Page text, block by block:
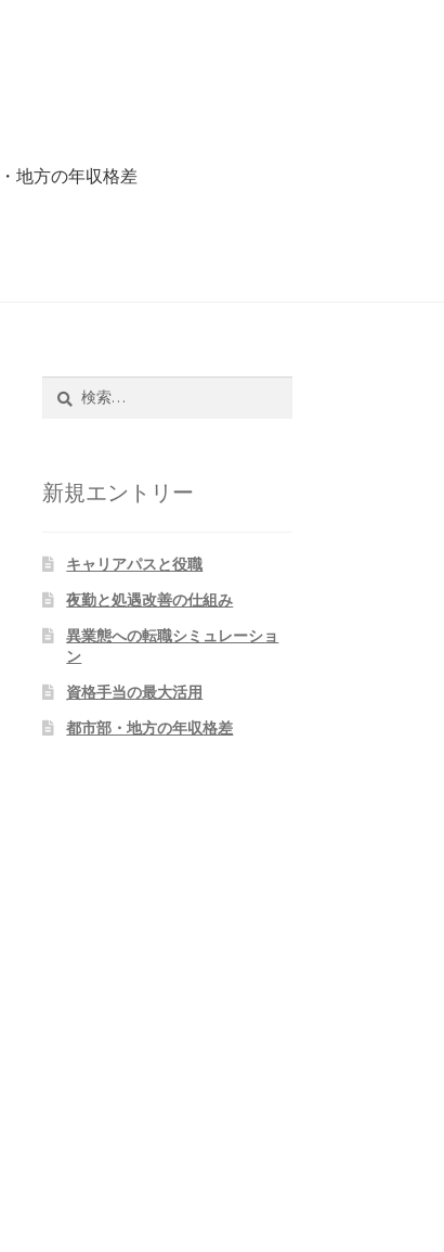
地方の年収格差
新規エントリー
キャリアパスと役職
夜勤と処遇改善の仕組み
異業態への転職シミュレーショ
ン
資格手当の最大活用
都市部・地方の年収格差